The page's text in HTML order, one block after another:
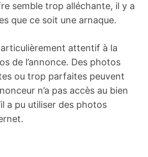
semble trop alléchante, il y a
que ce soit une arnaque.
attentif à la
de l’annonce. Des photos
ou trop parfaites peuvent
n’a pas accès au bien
a pu utiliser des photos